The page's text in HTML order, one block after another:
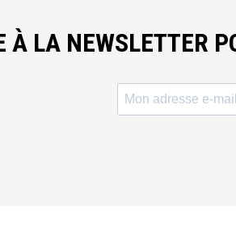
À LA NEWSLETTER